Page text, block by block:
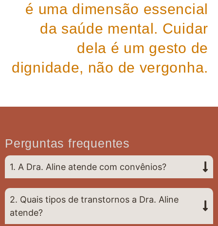
é uma dimensão essencial
da saúde mental. Cuidar
dela é um gesto de
dignidade, não de vergonha.
Perguntas frequentes
1. A Dra. Aline atende com convênios?
2. Quais tipos de transtornos a Dra. Aline
atende?